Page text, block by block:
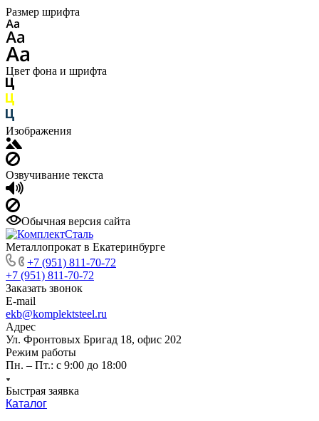
Размер шрифта
Цвет фона и шрифта
Изображения
Озвучивание текста
Обычная версия сайта
Металлопрокат в Екатеринбурге
+7 (951) 811-70-72
+7 (951) 811-70-72
Заказать звонок
E-mail
ekb@komplektsteel.ru
Адрес
Ул. Фронтовых Бригад 18, офис 202
Режим работы
Пн. – Пт.: с 9:00 до 18:00
Быстрая заявка
Каталог